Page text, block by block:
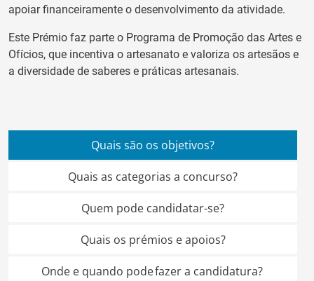
apoiar financeiramente o desenvolvimento da atividade.
Este Prémio faz parte o Programa de Promoção das Artes e
Ofícios, que incentiva o artesanato e valoriza os artesãos e
a diversidade de saberes e práticas artesanais.
Quais são os objetivos?
Quais as categorias a concurso?
Quem pode candidatar-se?
Quais os prémios e apoios?
Onde e quando pode fazer a candidatura?